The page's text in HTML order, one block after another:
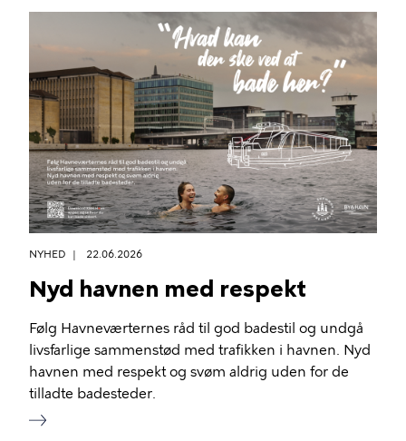
NYHED 22.06.2026
Nyd havnen med respekt
Følg Havneværternes råd til god badestil og undgå
livsfarlige sammenstød med trafikken i havnen. Nyd
havnen med respekt og svøm aldrig uden for de
tilladte badesteder.